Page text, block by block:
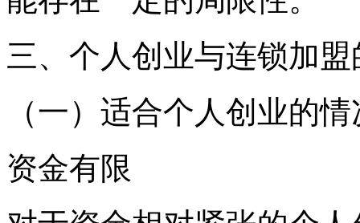
三、个人创业与连锁加
（一）适合个人创业的情
资金有限